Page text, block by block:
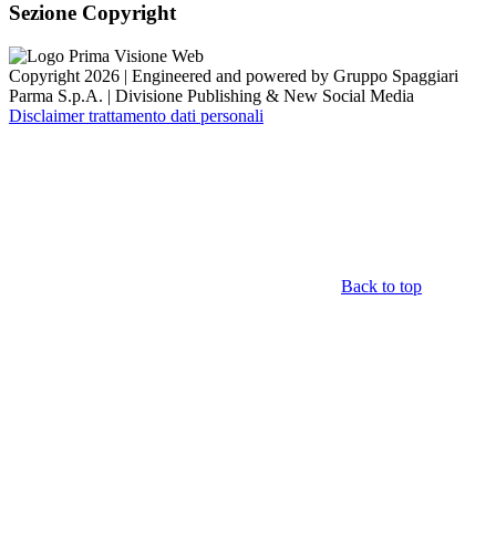
Sezione Copyright
Copyright 2026 | Engineered and powered by Gruppo Spaggiari
Parma S.p.A. | Divisione Publishing & New Social Media
Disclaimer trattamento dati personali
Back to top